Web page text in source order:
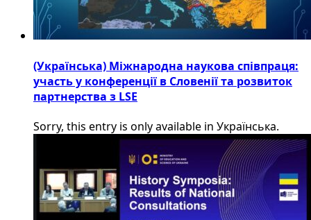
(Українська) Міжнародна наукова співпраця:
участь у конференції в Словенії та розвиток
партнерства з LSE
Sorry, this entry is only available in Українська.